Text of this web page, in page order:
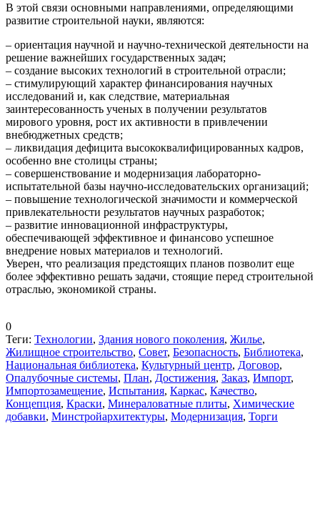
В этой связи основными направлениями, определяющими
развитие строительной науки, являются:
– ориентация научной и научно-технической деятельности на
решение важнейших государственных задач;
– создание высоких технологий в строительной отрасли;
– стимулирующий характер финансирования научных
исследований и, как следствие, материальная
заинтересованность ученых в получении результатов
мирового уровня, рост их активности в привлечении
внебюджетных средств;
– ликвидация дефицита высококвалифицированных кадров,
особенно вне столицы страны;
– совершенствование и модернизация лабораторно-
испытательной базы научно-исследовательских организаций;
– повышение технологической значимости и коммерческой
привлекательности результатов научных разработок;
– развитие инновационной инфраструктуры,
обеспечивающей эффективное и финансово успешное
внедрение новых материалов и технологий.
Уверен, что реализация предстоящих планов позволит еще
более эффективно решать задачи, стоящие перед строительной
отраслью, экономикой страны.
0
Теги: Технологии, Здания нового поколения, Жилье,
Жилищное строительство, Совет, Безопасность, Библиотека,
Национальная библиотека, Культурный центр, Договор,
Опалубочные системы, План, Достижения, Заказ, Импорт,
Импортозамещение, Испытания, Каркас, Качество,
Концепция, Краски, Минераловатные плиты, Химические
добавки, Минстройархитектуры, Модернизация, Торги